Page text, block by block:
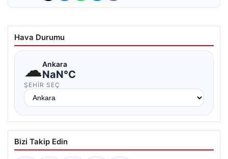
Hava Durumu
☁Ankara
NaN°C
ŞEHIR SEÇ
Bizi Takip Edin